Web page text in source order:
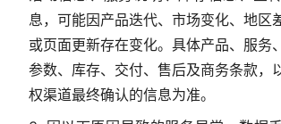
息，可能因产品迭代、市场变化、地区
或页面更新存在变化。具体产品、服务
参数、库存、交付、售后及商务条款，
权渠道最终确认的信息为准。